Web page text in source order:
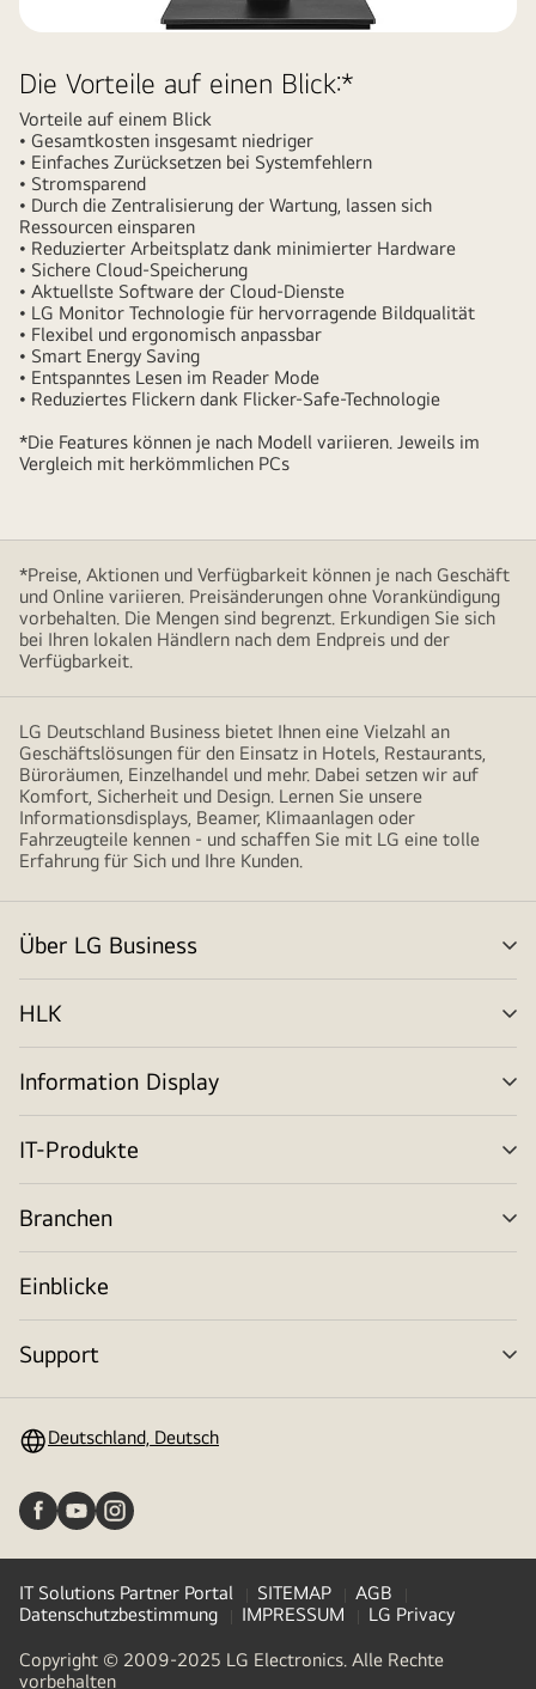
Die Vorteile auf einen Blick:*
Vorteile auf einem Blick
• Gesamtkosten insgesamt niedriger
• Einfaches Zurücksetzen bei Systemfehlern
• Stromsparend
• Durch die Zentralisierung der Wartung, lassen sich
Ressourcen einsparen
• Reduzierter Arbeitsplatz dank minimierter Hardware
• Sichere Cloud-Speicherung
• Aktuellste Software der Cloud-Dienste
• LG Monitor Technologie für hervorragende Bildqualität
• Flexibel und ergonomisch anpassbar
• Smart Energy Saving
• Entspanntes Lesen im Reader Mode
• Reduziertes Flickern dank Flicker-Safe-Technologie
*Die Features können je nach Modell variieren. Jeweils im
Vergleich mit herkömmlichen PCs
*Preise, Aktionen und Verfügbarkeit können je nach Geschäft
und Online variieren. Preisänderungen ohne Vorankündigung
vorbehalten. Die Mengen sind begrenzt. Erkundigen Sie sich
bei Ihren lokalen Händlern nach dem Endpreis und der
Verfügbarkeit.
LG Deutschland Business bietet Ihnen eine Vielzahl an
Geschäftslösungen für den Einsatz in Hotels, Restaurants,
Büroräumen, Einzelhandel und mehr. Dabei setzen wir auf
Komfort, Sicherheit und Design. Lernen Sie unsere
Informationsdisplays, Beamer, Klimaanlagen oder
Fahrzeugteile kennen - und schaffen Sie mit LG eine tolle
Erfahrung für Sich und Ihre Kunden.
Über LG Business
HLK
Information Display
IT-Produkte
Branchen
Einblicke
Support
Deutschland, Deutsch
IT Solutions Partner Portal SITEMAP
AGB
Datenschutzbestimmung
IMPRESSUM
LG Privacy
Copyright © 2009-2025 LG Electronics. Alle Rechte
vorbehalten